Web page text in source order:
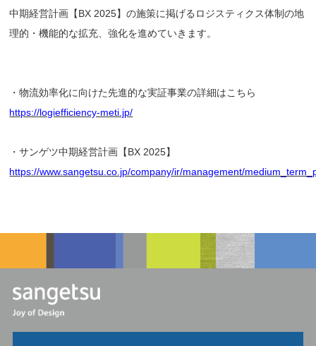
中期経営計画【BX 2025】の施策に掲げるロジスティクス体制の地
理的・機能的な拡充、強化を進めていきます。
・物流効率化に向けた先進的な実証事業の詳細はこちら
https://logiefficiency-meti.jp/
・サンゲツ中期経営計画【BX 2025】
https://www.sangetsu.co.jp/company/ir/management/